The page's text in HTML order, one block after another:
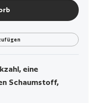
eine
Schaumstoff,